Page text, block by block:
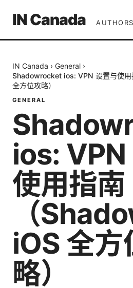
IN Canada AUTHORS
IN Canada › General ›
Shadowrocket ios: VPN 设置与使
全方位攻略）
GENERAL
ios: VPN
使用指南
（
iOS 全方
略）